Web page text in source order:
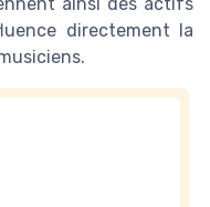
directement la